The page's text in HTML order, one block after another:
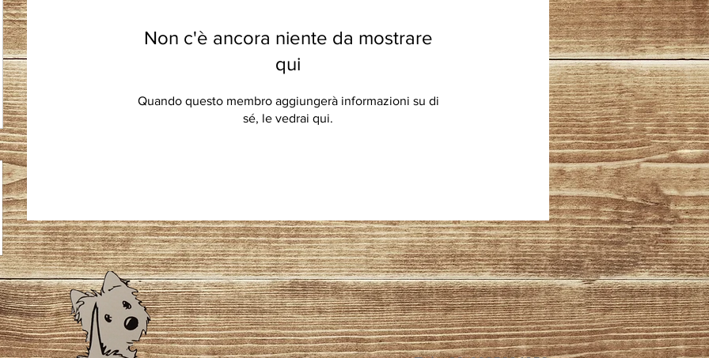
Non c'è ancora niente da mostrare
qui
Quando questo membro aggiungerà informazioni su di
sé, le vedrai qui.